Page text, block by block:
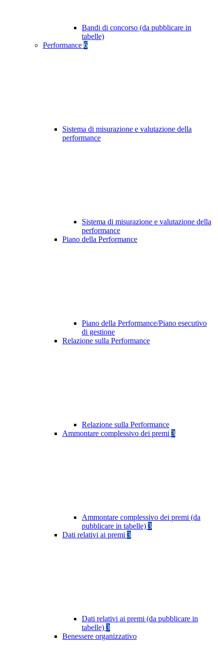
Bandi di concorso (da pubblicare in
tabelle)
Performance 6
Sistema di misurazione e valutazione della
performance
Sistema di misurazione e valutazione della
performance
Piano della Performance
Piano della Performance/Piano esecutivo
di gestione
Relazione sulla Performance
Relazione sulla Performance
Ammontare complessivo dei premi 3
Ammontare complessivo dei premi (da
pubblicare in tabelle) 3
Dati relativi ai premi 3
Dati relativi ai premi (da pubblicare in
tabelle) 3
Benessere organizzativo